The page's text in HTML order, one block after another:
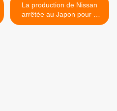
La production de Nissan
arrêtée au Japon pour 2
semaines >